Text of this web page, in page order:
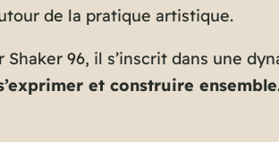
de la pratique artistique.
96, il s’inscrit dans une
et construire